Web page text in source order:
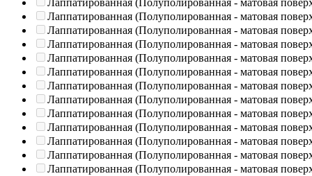
Лаппатированная (Полуполированная - матовая
Лаппатированная (Полуполированная - матовая
Лаппатированная (Полуполированная - матовая
Лаппатированная (Полуполированная - матовая
Лаппатированная (Полуполированная - матовая
Лаппатированная (Полуполированная - матовая
Лаппатированная (Полуполированная - матовая
Лаппатированная (Полуполированная - матовая
Лаппатированная (Полуполированная - матовая
Лаппатированная (Полуполированная - матовая
Лаппатированная (Полуполированная - матовая
Лаппатированная (Полуполированная - матовая
Лаппатированная (Полуполированная - матовая